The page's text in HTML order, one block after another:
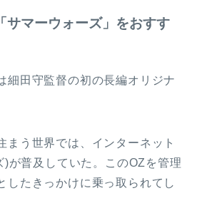
サマーウォーズ」をおすす
細田守監督の初の長編オリジナ
まう世界では、インターネット
)が普及していた。このOZを管理
したきっかけに乗っ取られてし